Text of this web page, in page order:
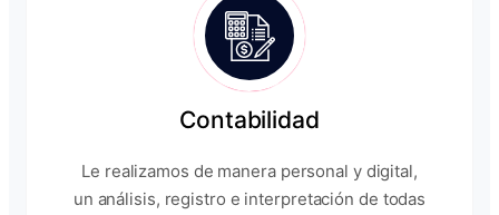
Contabilidad
Le realizamos de manera personal y digital,
un análisis, registro e interpretación de todas